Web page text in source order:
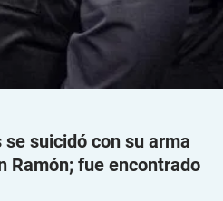
suicidó con su arma
Ramón; fue encontrado